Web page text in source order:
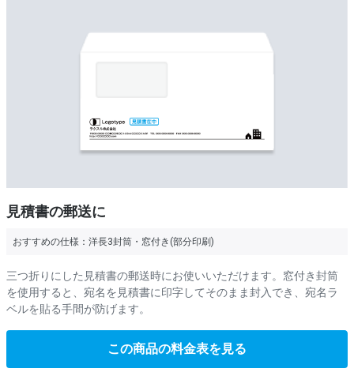
見積書の郵送に
おすすめの仕様： 洋長3封筒・窓付き(部分印刷)
三つ折りにした見積書の郵送時にお使いいただけます。窓付き封筒
を使用すると、宛名を見積書に印字してそのまま封入でき、宛名ラ
ベルを貼る手間が防げます。
この商品の料金表を見る